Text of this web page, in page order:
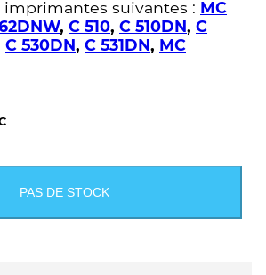
imprimantes suivantes : MC
, C 510, C 510DN, C
C 530DN, C 531DN, MC
PAS DE STOCK